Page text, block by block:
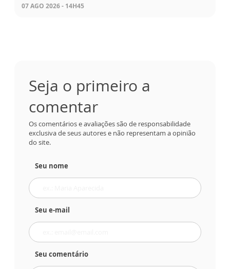
07 AGO 2026 - 14H45
Seja o primeiro a
comentar
Os comentários e avaliações são de responsabilidade
exclusiva de seus autores e não representam a opinião
do site.
Seu nome
Seu e-mail
Seu comentário